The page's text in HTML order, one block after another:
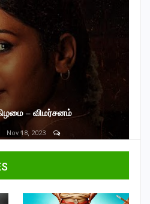
– விமர்சனம்
Nov 18, 2023